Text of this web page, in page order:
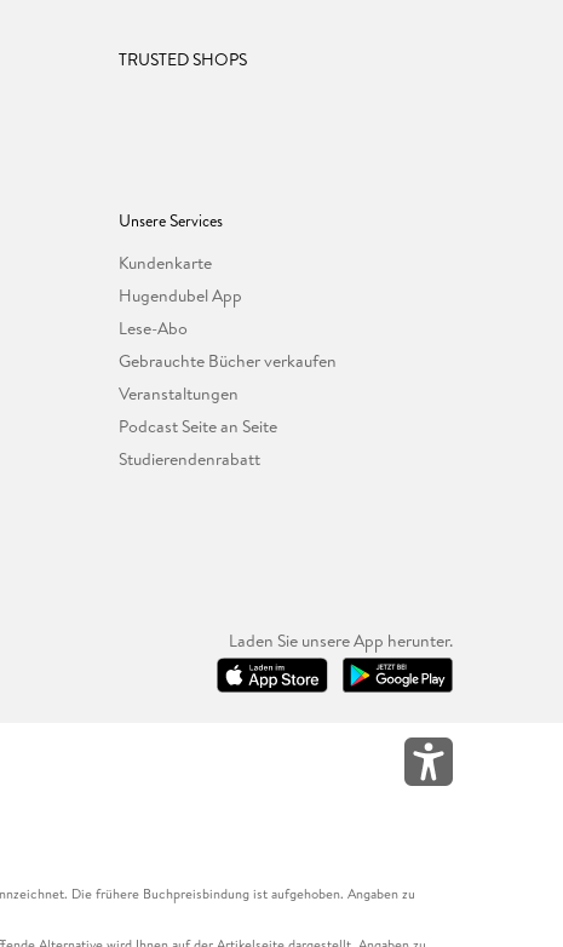
TRUSTED SHOPS
Unsere Services
Kundenkarte
Hugendubel App
Lese-Abo
Gebrauchte Bücher verkaufen
Veranstaltungen
Podcast Seite an Seite
Studierendenrabatt
Laden Sie unsere App herunter.
Die frühere Buchpreisbindung ist aufgehoben. Angaben zu